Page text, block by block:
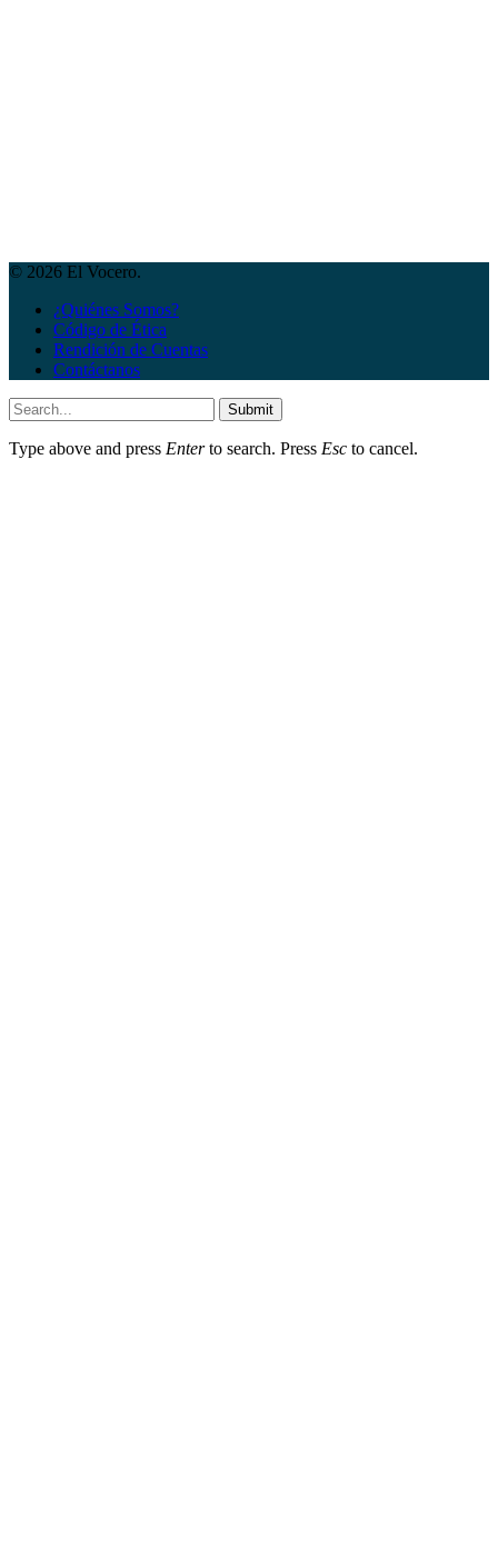
© 2026 El Vocero.
¿Quiénes Somos?
Código de Ética
Rendición de Cuentas
Contáctanos
Submit
Type above and press Enterto search. Press Esc to cancel.